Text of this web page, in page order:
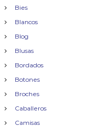
Bies
Blancos
Blog
Blusas
Bordados
Botones
Broches
Caballeros
Camisas